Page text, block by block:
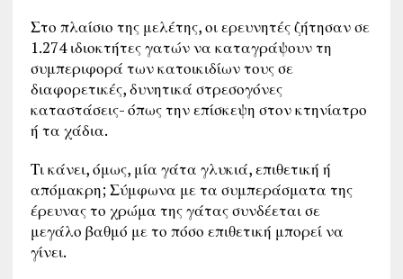
Στο πλαίσιο της μελέτης, οι ερευνητές ζήτησαν σε
1.274 ιδιοκτήτες γατών να καταγράψουν τη
συμπεριφορά των κατοικιδίων τους σε
διαφορετικές, δυνητικά στρεσογόνες
καταστάσεις- όπως την επίσκεψη στον κτηνίατρο
ή τα χάδια.
Τι κάνει, όμως, μία γάτα γλυκιά, επιθετική ή
απόμακρη; Σύμφωνα με τα συμπεράσματα της
έρευνας το χρώμα της γάτας συνδέεται σε
μεγάλο βαθμό με το πόσο επιθετική μπορεί να
γίνει.